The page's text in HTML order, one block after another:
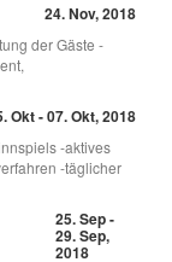
24. Nov, 2018
der Gäste -
Okt - 07. Okt, 2018
-aktives
-täglicher
25. Sep -
29. Sep,
2018